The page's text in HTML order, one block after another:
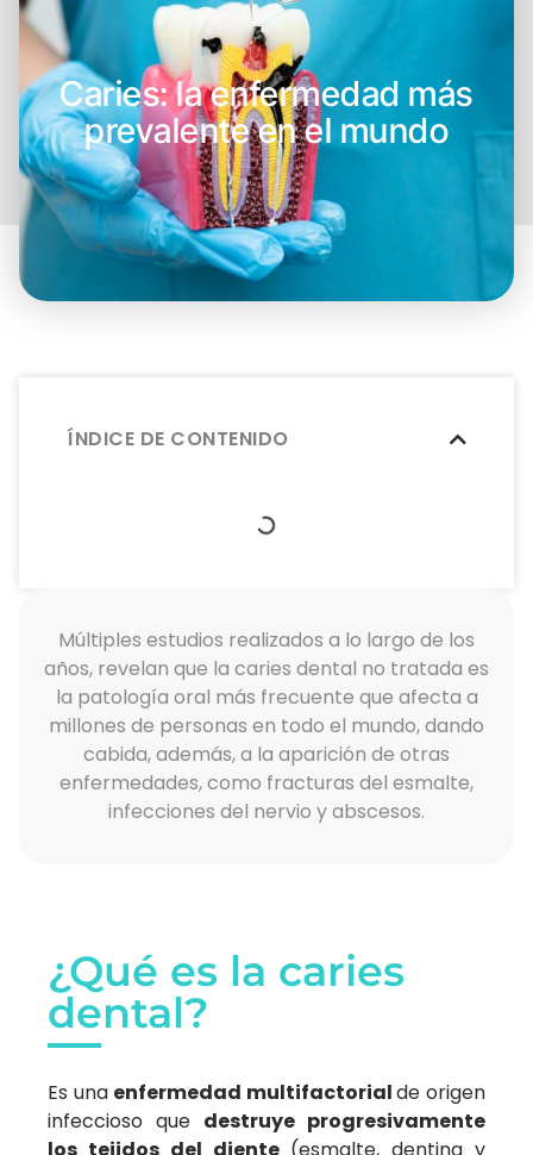
Caries: la enfermedad más
prevalente en el mundo
ÍNDICE DE CONTENIDO
Múltiples estudios realizados a lo largo de los
años, revelan que la caries dental no tratada es
la patología oral más frecuente que afecta a
millones de personas en todo el mundo, dando
cabida, además, a la aparición de otras
enfermedades, como fracturas del esmalte,
infecciones del nervio y abscesos.
¿Qué es la caries
dental?
Es una enfermedad multifactorialde origen
infeccioso que destruye progresivamente
los tejidos del diente(esmalte, dentina y